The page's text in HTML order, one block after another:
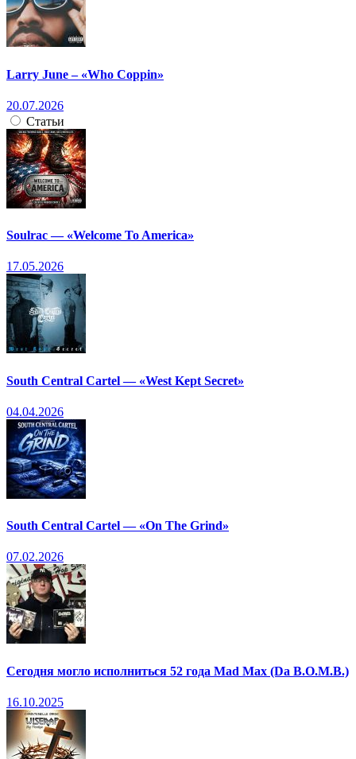
Larry June – «Who Coppin»
20.07.2026
Статьи
Soulrac — «Welcome To America»
17.05.2026
South Central Cartel — «West Kept Secret»
04.04.2026
South Central Cartel — «On The Grind»
07.02.2026
Сегодня могло исполниться 52 года Mad Max (Da B.O.M.B.)
16.10.2025